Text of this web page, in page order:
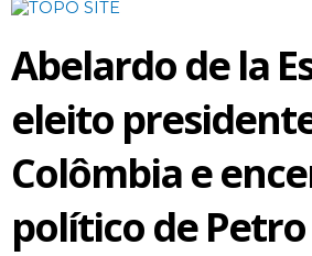
Abelardo de la
eleito
Colômbia e
político de Petro